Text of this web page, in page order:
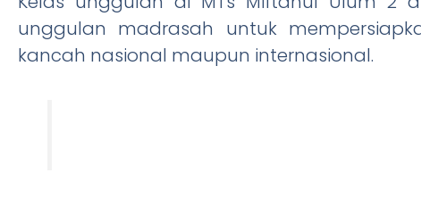
unggulan madrasah untuk
kancah nasional maupun internasional.